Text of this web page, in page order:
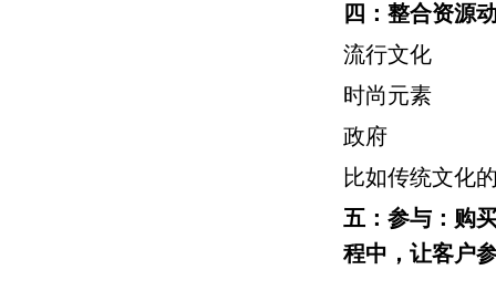
四：整合资源
流行文化
时尚元素
政府
比如传统文化
五：参与 ：购
程中，让客户